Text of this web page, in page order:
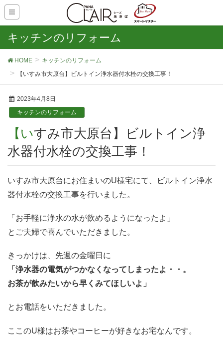
キッチンのリフォーム
HOME
キッチンのリフォーム
【いすみ市大原台】ビルトイン浄水器付水栓の交換工事！
2023年4月8日
キッチンのリフォーム
【いすみ市大原台】ビルトイン浄
水器付水栓の交換工事！
いすみ市大原台にお住まいのU様宅にて、ビルトイン浄水
器付水栓の交換工事を行いました。
「お手軽に浄水の水が飲めるようになったよ」
とご夫婦で喜んでいただきました。
きっかけは、先週の金曜日に
「浄水器の電気がつかなくなってしまったよ・・。
お茶が飲みたいから早くみてほしいよ」
とお電話をいただきました。
ここのU様はお茶やコーヒーが好きなお宅なんです。